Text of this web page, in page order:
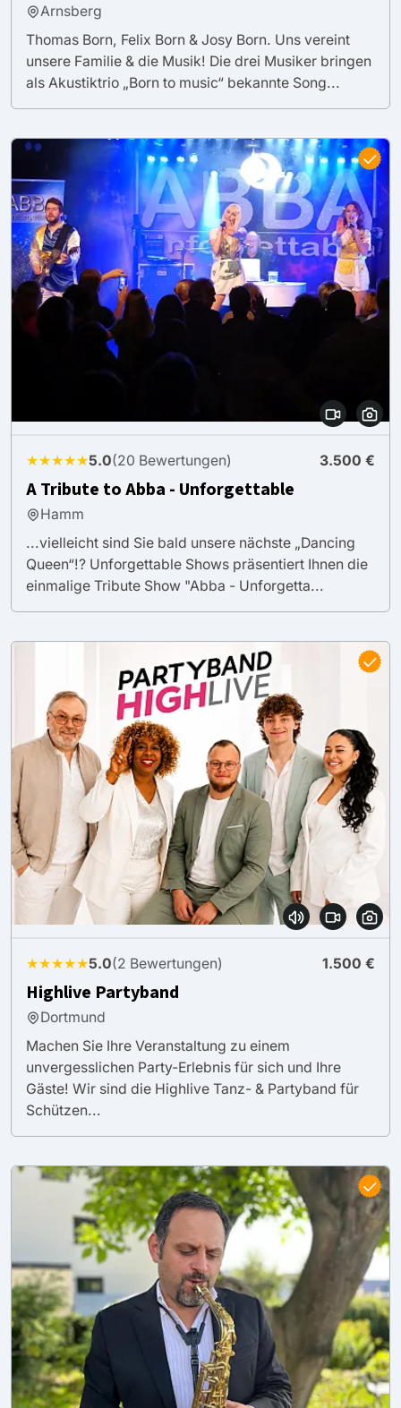
Arnsberg
Thomas Born, Felix Born & Josy Born. Uns vereint
unsere Familie & die Musik! Die drei Musiker bringen
als Akustiktrio „Born to music“ bekannte Song...
★★★★★5.0(20 Bewertungen) 3.500 €
A Tribute to Abba - Unforgettable
Hamm
...vielleicht sind Sie bald unsere nächste „Dancing
Queen“!? Unforgettable Shows präsentiert Ihnen die
einmalige Tribute Show "Abba - Unforgetta...
★★★★★5.0(2 Bewertungen) 1.500 €
Highlive Partyband
Dortmund
Machen Sie Ihre Veranstaltung zu einem
unvergesslichen Party-Erlebnis für sich und Ihre
Gäste! Wir sind die Highlive Tanz- & Partyband für
Schützen...